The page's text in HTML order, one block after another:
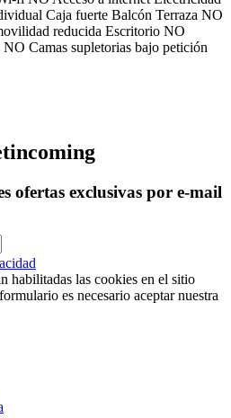
Caja fuerte Balcón Terraza NO
reducida Escritorio NO
NO Camas supletorias bajo petición
ofertas exclusivas por e-mail
habilitadas las cookies en el sitio
es necesario aceptar nuestra